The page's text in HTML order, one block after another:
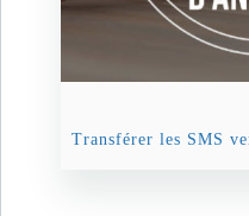
Transférer les SMS